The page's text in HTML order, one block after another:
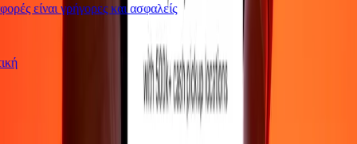
είναι γρήγορες και ασφαλείς